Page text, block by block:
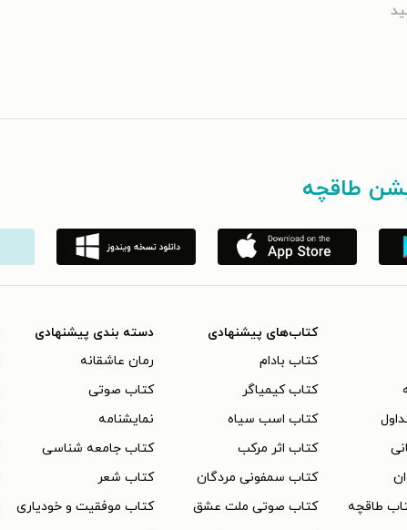
طاقچه
طاقچه
کتاب‌های پیشنهادی
کتاب بادام
کتاب کیمیاگر
کتاب اسب سیاه
کتاب اثر مرکب
کتاب سمفونی مردگان
کتاب صوتی ملت عشق
دسته بندی پیشنهادی
رمان عاشقانه
کتاب‌ صوتی
نمایشنامه
کتاب جامعه شناسی
کتاب شعر
کتاب موفقیت و خودیاری